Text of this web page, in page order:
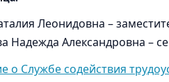
Леонидовна –
Надежда Александровна –
о Службе содействия